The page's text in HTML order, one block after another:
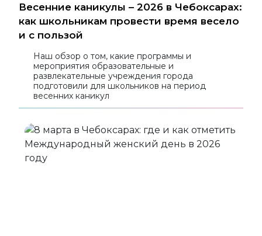
Весенние каникулы – 2026 в Чебоксарах:
как школьникам провести время весело
и с пользой
Наш обзор о том, какие программы и
мероприятия образовательные и
развлекательные учреждения города
подготовили для школьников на период
весенних каникул